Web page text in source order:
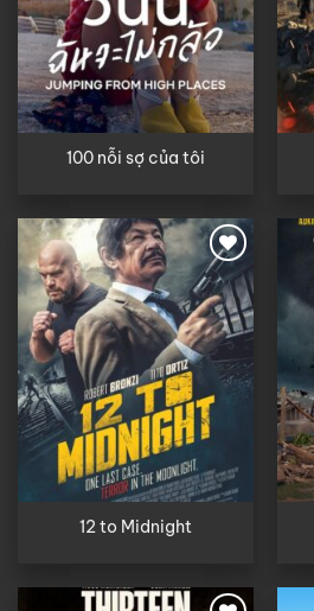
100 nỗi sợ của tôi
12 to Midnight